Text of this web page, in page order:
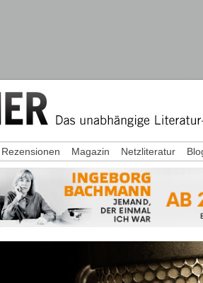
Rezensionen Magazin Netzliteratur